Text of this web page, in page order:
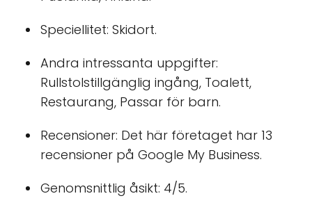
Speciellitet: Skidort.
Andra intressanta uppgifter:
Rullstolstillgänglig ingång, Toalett,
Restaurang, Passar för barn.
Recensioner: Det här företaget har 13
recensioner på Google My Business.
Genomsnittlig åsikt: 4/5.